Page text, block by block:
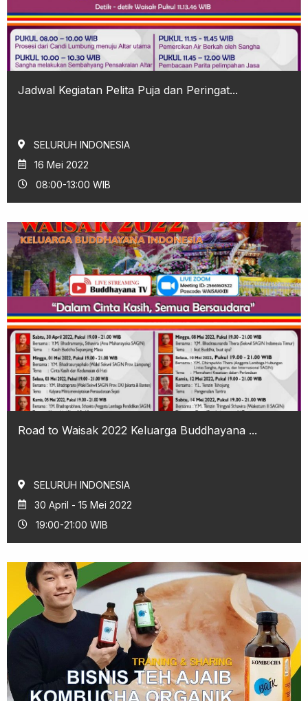
Jadwal Kegiatan Pelita Puja dan Peringat...
SELURUH INDONESIA
16 Mei 2022
08:00-13:00 WIB
Road to Waisak 2022 Keluarga Buddhayana ...
SELURUH INDONESIA
30 April - 15 Mei 2022
19:00-21:00 WIB